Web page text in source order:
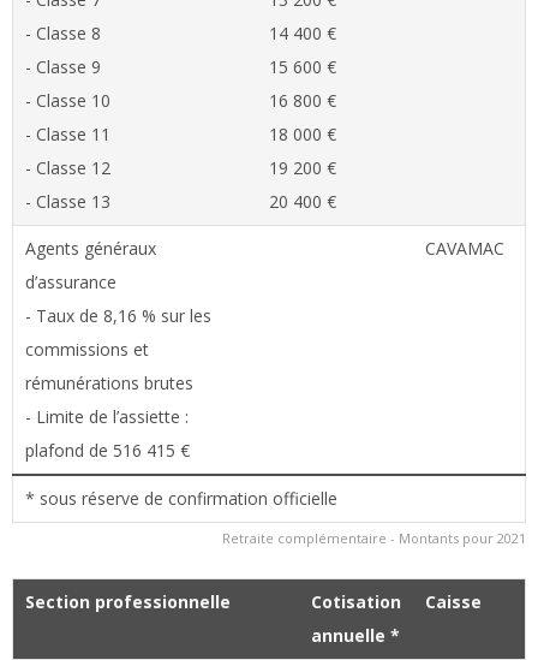
Retraite complémentaire - Montants pour 2021
- Classe 8
- Classe 9
- Classe 10
- Classe 11
- Classe 12
- Classe 13
14 400 €
15 600 €
16 800 €
18 000 €
19 200 €
20 400 €
Agents généraux
d’assurance
- Taux de 8,16 % sur les
commissions et
rémunérations brutes
- Limite de l’assiette :
plafond de 516 415 €
CAVAMAC
* sous réserve de confirmation officielle
Section professionnelle
Cotisation
annuelle *
Caisse